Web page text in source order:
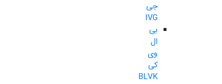
جی
IVG
بی
ال
وی
کی
BLVK